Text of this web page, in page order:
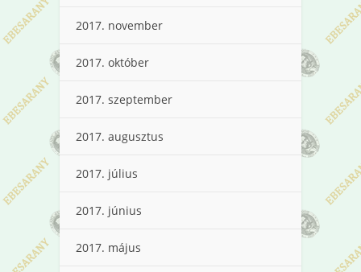
2017. november
2017. október
2017. szeptember
2017. augusztus
2017. július
2017. június
2017. május